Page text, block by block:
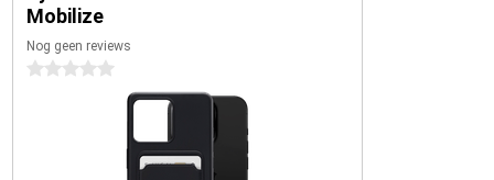
Mobilize
Nog geen reviews
0 sterren